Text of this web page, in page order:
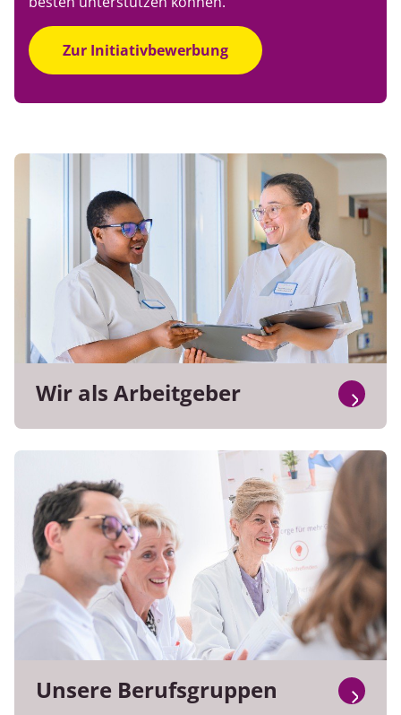
Zur Initiativbewerbung
Wir als Arbeitgeber
Unsere Berufsgruppen